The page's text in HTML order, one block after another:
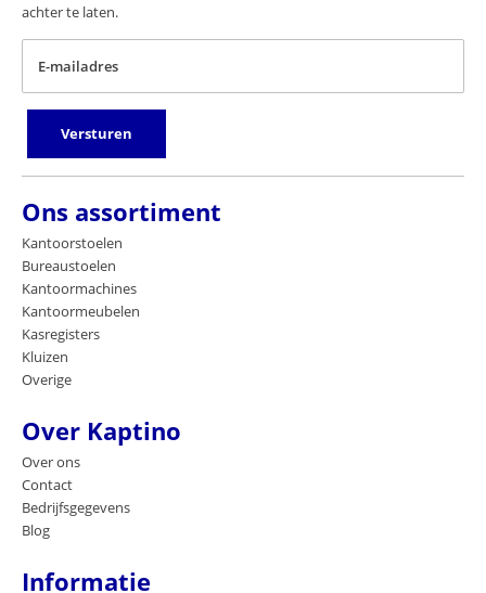
achter te laten.
E-mailadres
Versturen
Ons assortiment
Kantoorstoelen
Bureaustoelen
Kantoormachines
Kantoormeubelen
Kasregisters
Kluizen
Overige
Over Kaptino
Over ons
Contact
Bedrijfsgegevens
Blog
Informatie